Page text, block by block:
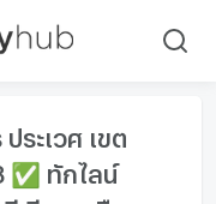
ระเวศ เขต
✅ ทักไลน์